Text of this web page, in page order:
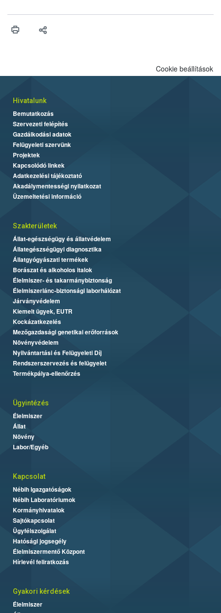
higiéniai szabályok betartása, a megfelelő hőkezelés, valamint a
biztonsági Hivatal (Nébih) Oktatási Programja összegyűjtötte a
Cookie beállítások
Hivatalunk
Bemutatkozás
Szervezeti felépítés
Gazdálkodási adatok
Felügyeleti szervünk
Projektek
Kapcsolódó linkek
Adatkezelési tájékoztató
Akadálymentességi nyilatkozat
Üzemeltetési információ
Szakterületek
Állat-egészségügy és állatvédelem
Állategészségügyi diagnosztika
Állatgyógyászati termékek
Borászat és alkoholos italok
Élelmiszer- és takarmánybiztonság
Élelmiszerlánc-biztonsági laborhálózat
Járványvédelem
Kiemelt ügyek, EUTR
Kockázatkezelés
Mezőgazdasági genetikai erőforrások
Növényvédelem
Nyilvántartási és Felügyeleti Díj
Rendszerszervezés és felügyelet
Termékpálya-ellenőrzés
Ügyintézés
Élelmiszer
Állat
Növény
Labor/Egyéb
Kapcsolat
Nébih Igazgatóságok
Nébih Laboratóriumok
Kormányhivatalok
Sajtókapcsolat
Ügyfélszolgálat
Hatósági jogsegély
Élelmiszermentő Központ
Hírlevél feliratkozás
Gyakori kérdések
Élelmiszer